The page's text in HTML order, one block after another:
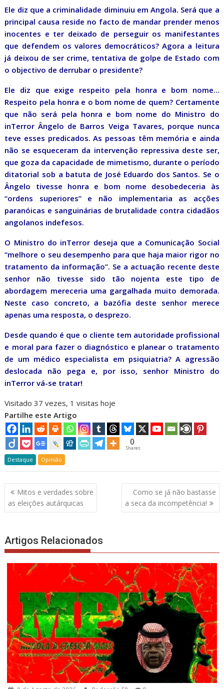
Ele diz que a criminalidade diminuiu em Angola. Será que a
principal causa reside no facto de mandar prender menos
inocentes e ter deixado de perseguir os manifestantes
que defendem os valores democráticos? Agora a leitura
já deixou de ser crime, tentativa de golpe de Estado com
o objectivo de derrubar o presidente?
Ele diz que exige respeito pela honra e bom nome…
Respeito pela honra e o bom nome de quem? Certamente
que não será pela honra e bom nome do Ministro do
inTerror Ângelo de Barros Veiga Tavares, porque nunca
teve esses predicados. As pessoas têm memória e ainda
não se esqueceram da intervenção repressiva deste ser,
que goza da capacidade de mimetismo, durante o período
ditatorial sob a batuta de José Eduardo dos Santos. Se o
Ângelo tivesse honra e bom nome desobedeceria às
“ordens superiores” e não implementaria as acções
paranóicas e sanguinárias de brutalidade contra cidadãos
angolanos indefesos.
O Ministro do inTerror deseja que a Comunicação Social
“melhore o seu desempenho para que haja maior rigor no
tratamento da informação”. Se a actuação recente deste
senhor não tivesse sido tão nojenta este tipo de
abordagem mereceria uma gargalhada muito demorada.
Neste caso concreto, a bazófia deste senhor merece
apenas uma resposta, o desprezo.
Desde quando é que o cliente tem autoridade profissional
e moral para fazer o diagnóstico e planear o tratamento
de um médico especialista em psiquiatria? A agressão
deslocada não pega e, por isso, senhor Ministro do
inTerror vá-se tratar!
Visitado 37 vezes, 1 visitas hoje
Partilhe este Artigo
0
Shares
Destaque Opinião
Navegação
de
artigos
Mitos e verdades sobre
as eleições autárquicas
Como se já não bastasse
a seca da incompetência!
Artigos Relacionados